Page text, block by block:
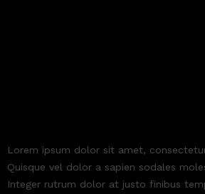
Lorem ipsum dolor sit amet,
Quisque vel dolor a sapien sodales
Integer rutrum dolor at justo finibus